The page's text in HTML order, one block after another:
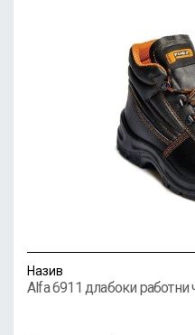
Назив
Alfa 6911 длабоки работни